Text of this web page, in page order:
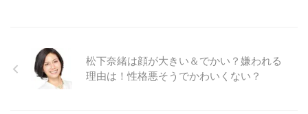
松下奈緒は顔が大きい＆でかい？嫌われる
理由は！性格悪そうでかわいくない？